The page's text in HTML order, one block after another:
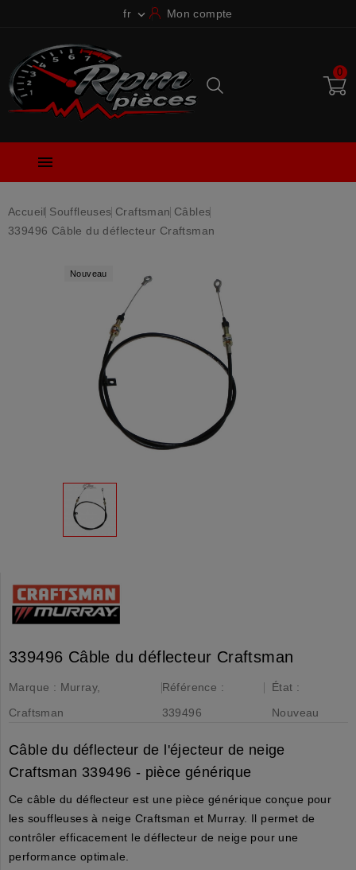
fr  Mon compte
0

Accueil Souffleuses Craftsman Câbles
339496 Câble du déflecteur Craftsman
Nouveau
339496 Câble du déflecteur Craftsman
Marque : Murray,
Craftsman
Référence :
339496
État :
Nouveau
Câble du déflecteur de l'éjecteur de neige
Craftsman 339496 - pièce générique
Ce câble du déflecteur est une pièce générique conçue pour
les souffleuses à neige Craftsman et Murray. Il permet de
contrôler efficacement le déflecteur de neige pour une
performance optimale.